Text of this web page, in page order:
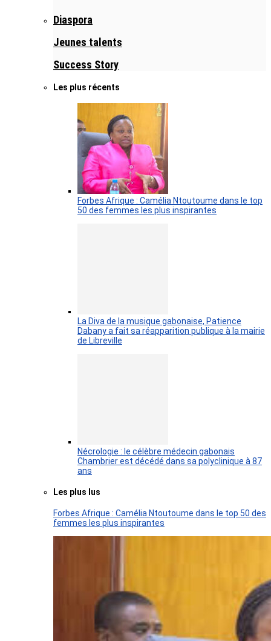
Diaspora
Jeunes talents
Success Story
Les plus récents
Forbes Afrique : Camélia Ntoutoume dans le top
50 des femmes les plus inspirantes
La Diva de la musique gabonaise, Patience
Dabany a fait sa réapparition publique à la mairie
de Libreville
Nécrologie : le célèbre médecin gabonais
Chambrier est décédé dans sa polyclinique à 87
ans
Les plus lus
Forbes Afrique : Camélia Ntoutoume dans le top 50 des
femmes les plus inspirantes